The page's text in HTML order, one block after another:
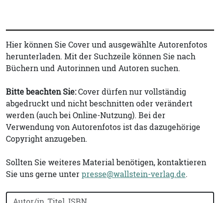
Hier können Sie Cover und ausgewählte Autorenfotos
herunterladen. Mit der Suchzeile können Sie nach
Büchern und Autorinnen und Autoren suchen.
Bitte beachten Sie:Cover dürfen nur vollständig
abgedruckt und nicht beschnitten oder verändert
werden (auch bei Online-Nutzung). Bei der
Verwendung von Autorenfotos ist das dazugehörige
Copyright anzugeben.
Sollten Sie weiteres Material benötigen, kontaktieren
Sie uns gerne unterpresse@wallstein-verlag.de.
Bücher nach Buchtitel, Autorennamen oder ISBN